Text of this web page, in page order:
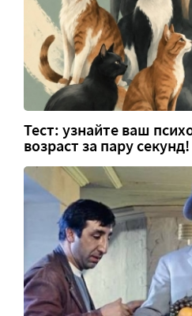
Тест: узнайте ваш
возраст за пару секунд!